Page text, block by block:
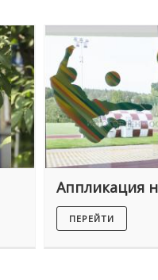
Аппликация
ПЕРЕЙТИ